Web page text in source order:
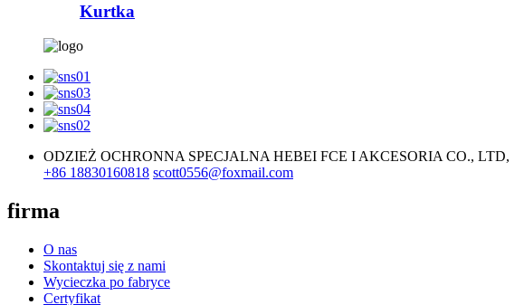
Kurtka
ODZIEŻ OCHRONNA SPECJALNA HEBEI FCE I AKCESORIA CO., LTD,
+86 18830160818 scott0556@foxmail.com
firma
O nas
Skontaktuj się z nami
Wycieczka po fabryce
Certyfikat